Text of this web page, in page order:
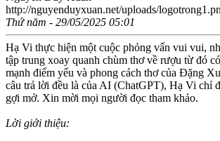
http://nguyenduyxuan.net/uploads/
Thứ năm - 29/05/2025 05:01
Hạ Vi thực hiện một cuộc phỏng vấn vui vui,
tập trung xoay quanh chùm thơ về rượu từ đó
mạnh điểm yếu và phong cách thơ của Đặng
câu trả lời đều là của AI (ChatGPT), Hạ Vi chỉ
gợi mở. Xin mời mọi người đọc tham khảo.
Lời giới thiệu: